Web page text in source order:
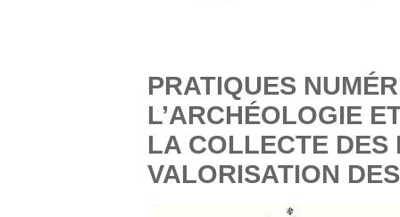
PRATIQUES
L’ARCHÉOLOGIE
LA COLLECTE DES
VALORISATION